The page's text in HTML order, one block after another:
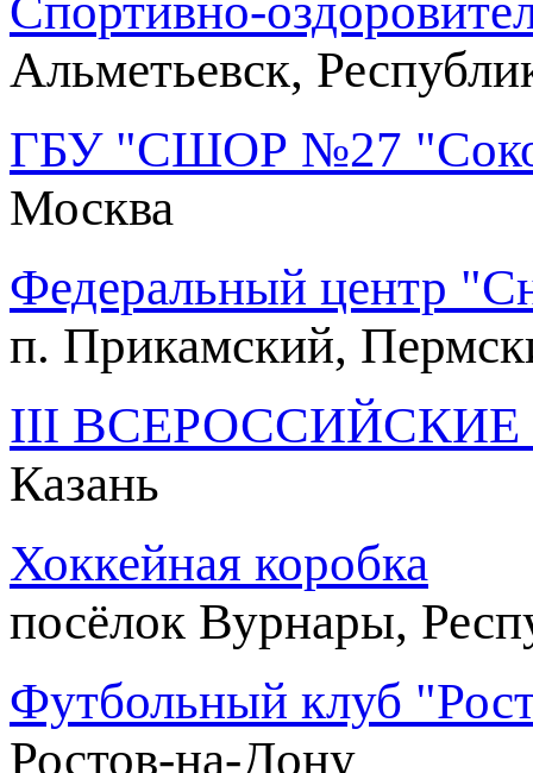
Спортивно-
Альметьевск,
ГБУ "СШОР №27
Москва
Федеральный центр
п. Прикамский,
III
Казань
Хоккейная коробка
посёлок Вурнары,
Футбольный клуб
Ростов-на-Дону